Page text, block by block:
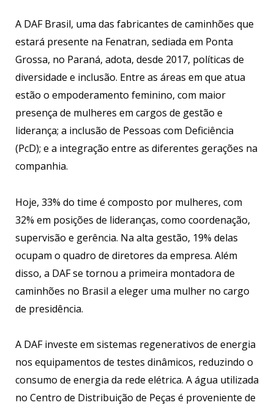
A DAF Brasil, uma das fabricantes de caminhões que
estará presente na Fenatran, sediada em Ponta
Grossa, no Paraná, adota, desde 2017, políticas de
diversidade e inclusão. Entre as áreas em que atua
estão o empoderamento feminino, com maior
presença de mulheres em cargos de gestão e
liderança; a inclusão de Pessoas com Deficiência
(PcD); e a integração entre as diferentes gerações na
companhia.
Hoje, 33% do time é composto por mulheres, com
32% em posições de lideranças, como coordenação,
supervisão e gerência. Na alta gestão, 19% delas
ocupam o quadro de diretores da empresa. Além
disso, a DAF se tornou a primeira montadora de
caminhões no Brasil a eleger uma mulher no cargo
de presidência.
A DAF investe em sistemas regenerativos de energia
nos equipamentos de testes dinâmicos, reduzindo o
consumo de energia da rede elétrica. A água utilizada
no Centro de Distribuição de Peças é proveniente de